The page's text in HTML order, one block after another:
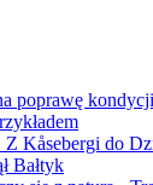
poprawę
Z Kåsebergi do
Bałtyk